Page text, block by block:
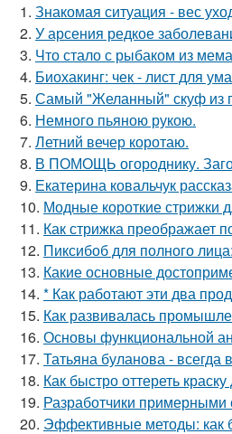
1. Знакомая ситуация - вес
2. У арсения редкое
3. Что стало с рыбаком из
4. Биохакинг: чек - лист для
5. Самый "Желанный" скуф из
6. Немного пьяною рукою.
7. Летний вечер коротаю.
8. В ПОМОЩЬ огороднику.
9. Екатерина ковальчук
10. Модные короткие стрижки
11. Как стрижка преображает
12. Пиксибоб для полного
13. Какие основные
14. * Как работают эти два
15. Как развивалась
16. Основы функциональной
17. Татьяна буланова -
18. Как быстро оттереть
19. Разработчики примерными
20. Эффективные методы: как